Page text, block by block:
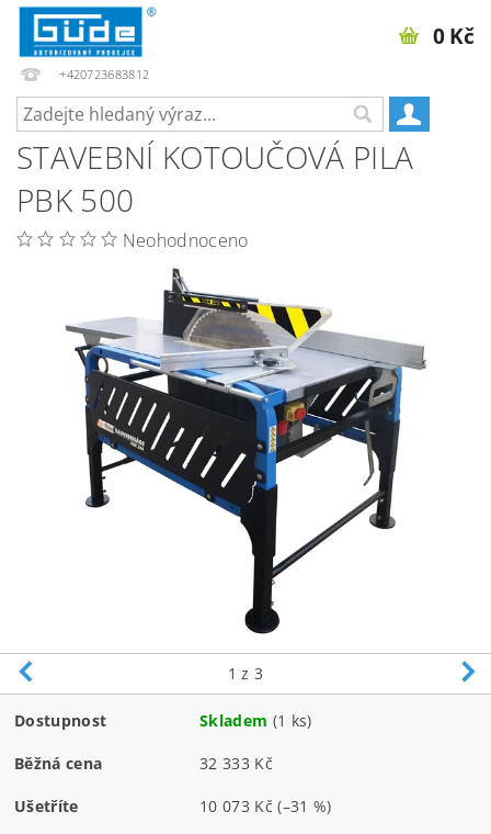
+420723683812
0 Kč
STAVEBNÍ KOTOUČOVÁ PILA
PBK 500
Neohodnoceno
1 z 3
Dostupnost Skladem (1 ks)
Běžná cena 32 333 Kč
Ušetříte 10 073 Kč(–31 %)